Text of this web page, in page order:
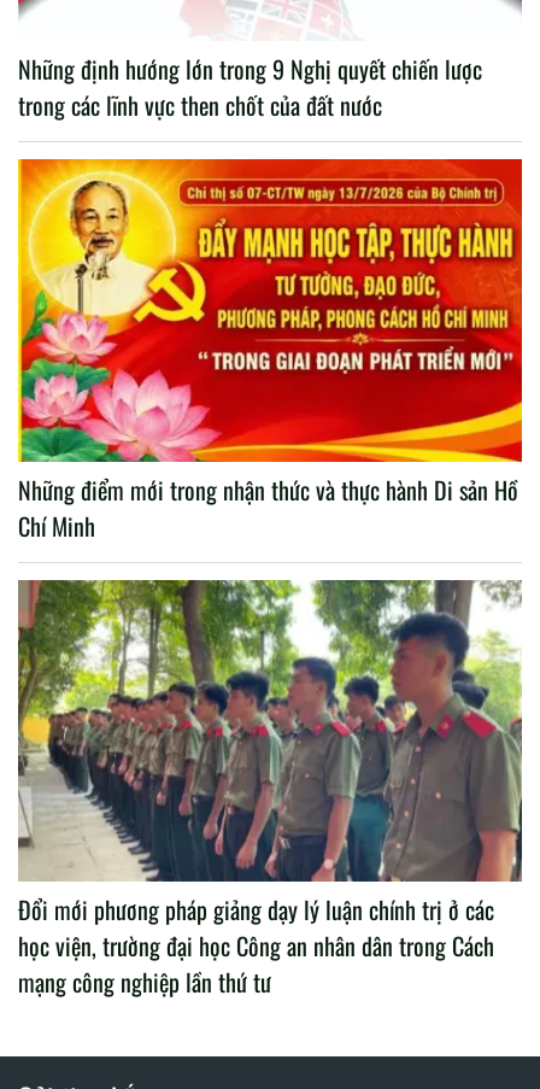
Những định hướng lớn trong 9 Nghị quyết chiến lược
trong các lĩnh vực then chốt của đất nước
Những điểm mới trong nhận thức và thực hành Di sản Hồ
Chí Minh
Đổi mới phương pháp giảng dạy lý luận chính trị ở các
học viện, trường đại học Công an nhân dân trong Cách
mạng công nghiệp lần thứ tư